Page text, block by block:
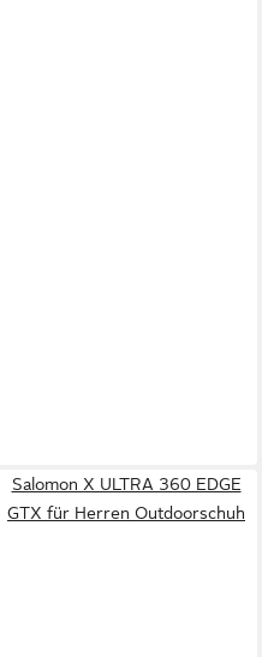
Salomon X ULTRA 360 EDGE
GTX für Herren Outdoorschuh